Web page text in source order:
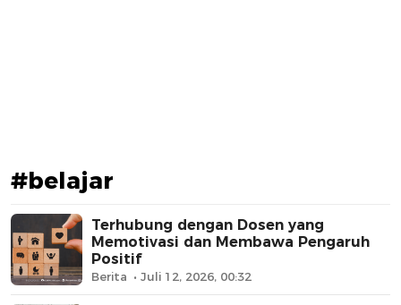
#belajar
Terhubung dengan Dosen yang
Memotivasi dan Membawa Pengaruh
Positif
Berita Juli 12, 2026, 00:32